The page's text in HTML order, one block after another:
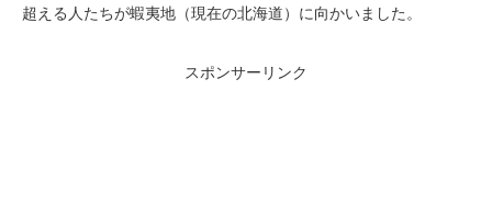
超える人たちが蝦夷地（現在の北海道）に向かいました。
スポンサーリンク